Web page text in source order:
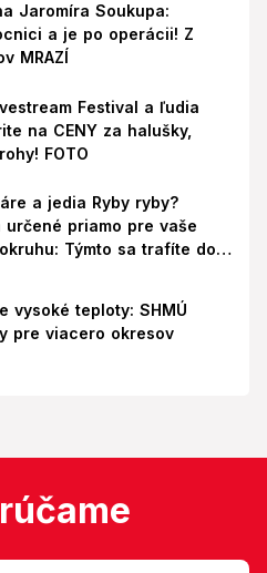
Jaromíra Soukupa:
a je po operácii! Z
MRAZÍ
Festival a ľudia
na CENY za halušky,
FOTO
a jedia Ryby ryby?
určené priamo pre vaše
Týmto sa trafíte do
vysoké teploty: SHMÚ
pre viacero okresov